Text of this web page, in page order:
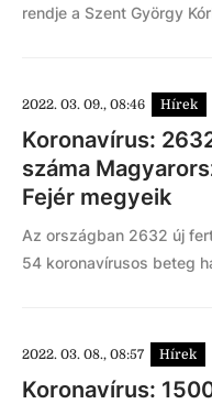
rendje a Szent György
2022. 03. 09., 08:46 Hírek
Koronavírus:
száma
Fejér megyeik
Az országban 2632 új
54 koronavírusos beteg
2022. 03. 08., 08:57 Hírek
Koronavírus: